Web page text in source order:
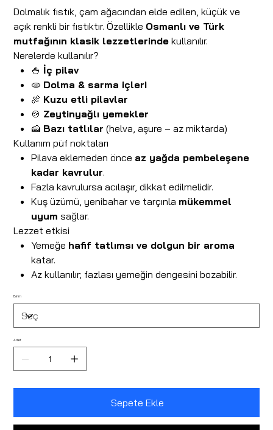
Dolmalık fıstık, çam ağacından elde edilen, küçük ve
açık renkli bir fıstıktır. Özellikle Osmanlı ve Türk
mutfağının klasik lezzetlerinde kullanılır.
Nerelerde kullanılır?
🍚 İç pilav
🫓 Dolma & sarma içleri
🍖 Kuzu etli pilavlar
🍲 Zeytinyağlı yemekler
🍰 Bazı tatlılar (helva, aşure – az miktarda)
Kullanım püf noktaları
Pilava eklemeden önce az yağda pembeleşene
kadar kavrulur.
Fazla kavrulursa acılaşır, dikkat edilmelidir.
Kuş üzümü, yenibahar ve tarçınla mükemmel
uyum sağlar.
Lezzet etkisi
Yemeğe hafif tatlımsı ve dolgun bir aroma
katar.
Az kullanılır; fazlası yemeğin dengesini bozabilir.
Birim
Adet
Sepete Ekle